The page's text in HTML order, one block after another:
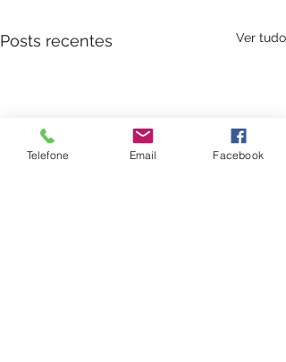
Posts recentes Ver tudo
Telefone Email Facebook